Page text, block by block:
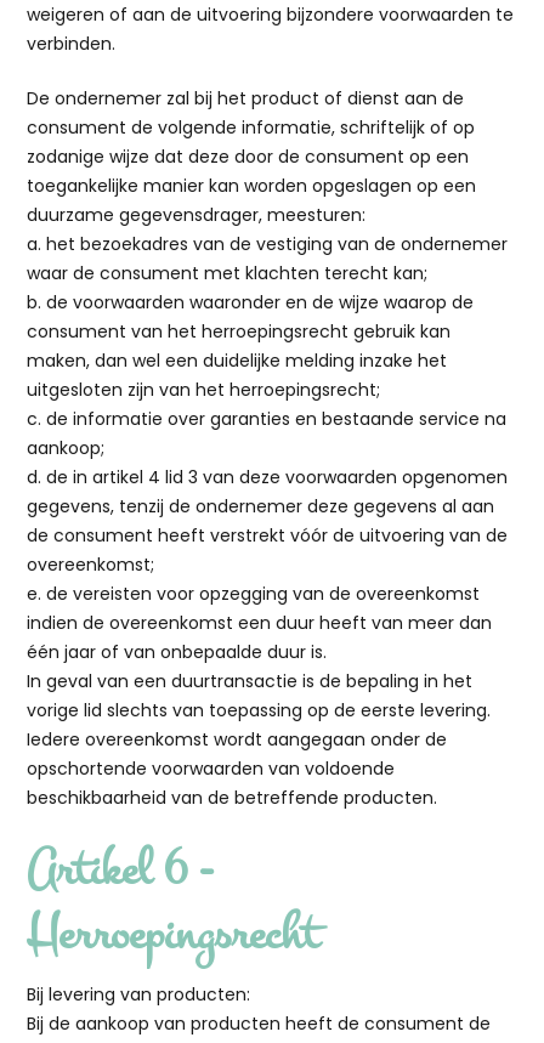
weigeren of aan de uitvoering bijzondere voorwaarden te
verbinden.
De ondernemer zal bij het product of dienst aan de
consument de volgende informatie, schriftelijk of op
zodanige wijze dat deze door de consument op een
toegankelijke manier kan worden opgeslagen op een
duurzame gegevensdrager, meesturen:
a. het bezoekadres van de vestiging van de ondernemer
waar de consument met klachten terecht kan;
b. de voorwaarden waaronder en de wijze waarop de
consument van het herroepingsrecht gebruik kan
maken, dan wel een duidelijke melding inzake het
uitgesloten zijn van het herroepingsrecht;
c. de informatie over garanties en bestaande service na
aankoop;
d. de in artikel 4 lid 3 van deze voorwaarden opgenomen
gegevens, tenzij de ondernemer deze gegevens al aan
de consument heeft verstrekt vóór de uitvoering van de
overeenkomst;
e. de vereisten voor opzegging van de overeenkomst
indien de overeenkomst een duur heeft van meer dan
één jaar of van onbepaalde duur is.
In geval van een duurtransactie is de bepaling in het
vorige lid slechts van toepassing op de eerste levering.
Iedere overeenkomst wordt aangegaan onder de
opschortende voorwaarden van voldoende
beschikbaarheid van de betreffende producten.
Artikel 6 -
Herroepingsrecht
Bij levering van producten:
Bij de aankoop van producten heeft de consument de